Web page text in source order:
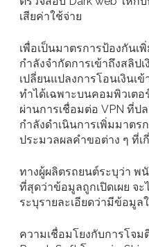
เสียค่าใช้จ่าย
เพื่อเป็นมาตรการป้องกันเ
กำลังจำกัดการเข้าถึงสลิป
เปลี่ยนแปลงการโอนเงินเ
ทำได้เฉพาะบนคอมพิวเต
ผ่านการเชื่อมต่อ VPN ที่ป
กำลังดำเนินการเพิ่มมาต
ประมวลผลคำขอต่าง ๆ ที่เ
ทางผู้ผลิตรถยนต์ระบุว่า พ
ที่สุดว่าข้อมูลถูกเปิดเผย จะ
ระบุรายละเอียดว่ามีข้อมูล
ความเชื่อมโยงกับการโจ